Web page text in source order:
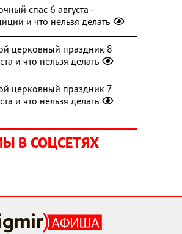
спас 6 августа -
и что нельзя делать
церковный праздник 8
и что нельзя делать
церковный праздник 7
и что нельзя делать
В СОЦСЕТЯХ